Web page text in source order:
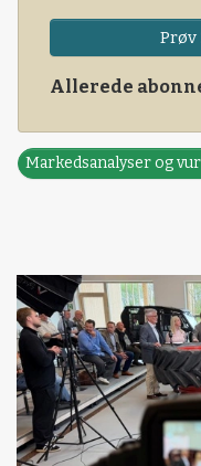
Prøv
Allerede
Markedsanalyser og